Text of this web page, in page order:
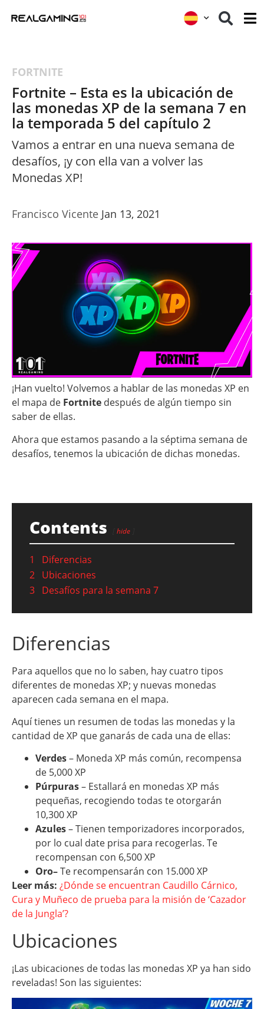
FORTNITE
Fortnite – Esta es la ubicación de
las monedas XP de la semana 7 en
la temporada 5 del capítulo 2
Vamos a entrar en una nueva semana de
desafíos, ¡y con ella van a volver las
Monedas XP!
Francisco Vicente Jan 13, 2021
¡Han vuelto! Volvemos a hablar de las monedas XP en
el mapa de Fortnite después de algún tiempo sin
saber de ellas.
Ahora que estamos pasando a la séptima semana de
desafíos, tenemos la ubicación de dichas monedas.
Contents hide
1
Diferencias
2 Ubicaciones
3 Desafíos para la semana 7
Diferencias
Para aquellos que no lo saben, hay cuatro tipos
diferentes de monedas XP; y nuevas monedas
aparecen cada semana en el mapa.
Aquí tienes un resumen de todas las monedas y la
cantidad de XP que ganarás de cada una de ellas:
Verdes– Moneda XP más común, recompensa
de 5,000 XP
Púrpuras– Estallará en monedas XP más
pequeñas, recogiendo todas te otorgarán
10,300 XP
Azules– Tienen temporizadores incorporados,
por lo cual date prisa para recogerlas. Te
recompensan con 6,500 XP
Oro–Te recompensarán con 15.000 XP
Leer más: ¿Dónde se encuentran Caudillo Cárnico,
Cura y Muñeco de prueba para la misión de ‘Cazador
de la Jungla’?
Ubicaciones
¡Las ubicaciones de todas las monedas XP ya han sido
reveladas! Son las siguientes: